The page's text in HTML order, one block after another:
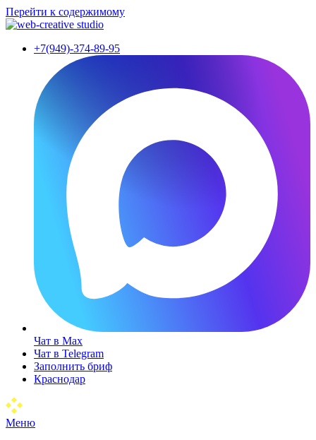
Перейти к содержимому
+7(949)-374-89-95
Чат в Max
Чат в Telegram
Заполнить бриф
Краснодар
Меню